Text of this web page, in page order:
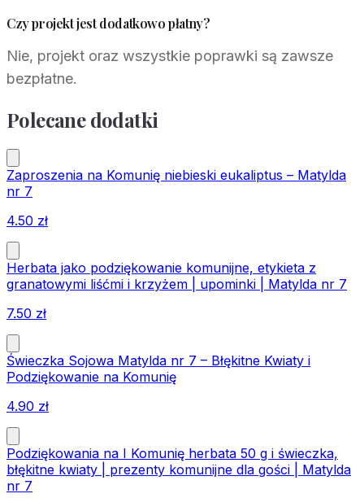
Czy projekt jest dodatkowo płatny?
Nie, projekt oraz wszystkie poprawki są zawsze
bezpłatne.
Polecane dodatki
Zaproszenia na Komunię niebieski eukaliptus – Matylda
nr 7
4.50 zł
Herbata jako podziękowanie komunijne, etykieta z
granatowymi liśćmi i krzyżem | upominki | Matylda nr 7
7.50 zł
Świeczka Sojowa Matylda nr 7 – Błękitne Kwiaty i
Podziękowanie na Komunię
4.90 zł
Podziękowania na I Komunię herbata 50 g i świeczka,
błękitne kwiaty | prezenty komunijne dla gości | Matylda
nr 7